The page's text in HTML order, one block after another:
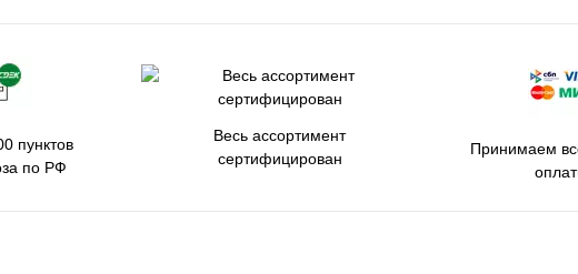
пунктов
по РФ
Весь ассортимент
сертифицирован
Принимаем